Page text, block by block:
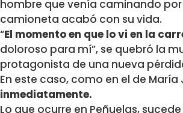
hombre que venía caminando
camioneta acabó con su vida.
“El momento en que lo vi en la
doloroso para mí”, se quebró la
protagonista de una nueva
En este caso, como en el de María
inmediatamente.
Lo que ocurre en Peñuelas,